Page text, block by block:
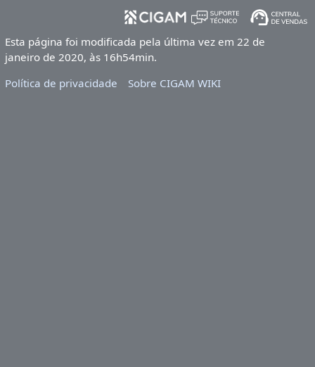
Esta página foi modificada pela última vez em 22 de
janeiro de 2020, às 16h54min.
Política de privacidade
Sobre CIGAM WIKI